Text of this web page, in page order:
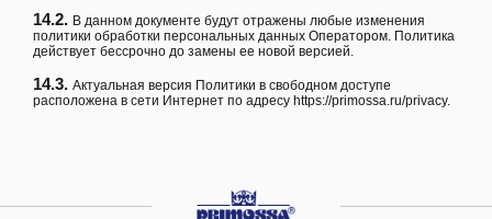
14.2. В данном документе будут отражены любые изменения
политики обработки персональных данных Оператором. Политика
действует бессрочно до замены ее новой версией.
14.3. Актуальная версия Политики в свободном доступе
расположена в сети Интернет по адресу https://primossa.ru/privacy.